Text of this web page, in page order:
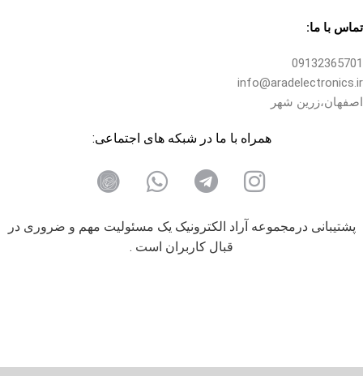
تماس با ما:
09132365701
info@aradelectronics.ir
اصفهان،زرین شهر
همراه با ما در شبکه های اجتماعی:
پشتیبانی درمجموعه آراد الکترونیک یک مسئولیت مهم و ضروری در
قبال کاربران است .